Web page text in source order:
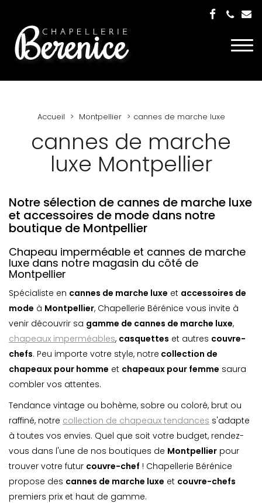
Accueil Montpellier cannes de marche luxe
cannes de marche
luxe Montpellier
Notre sélection de cannes de marche luxe
et accessoires de mode dans notre
boutique de Montpellier
Chapeau imperméable et cannes de marche
luxe dans notre magasin du côté de
Montpellier
Spécialiste en cannes de marche luxe et accessoires de
mode à Montpellier, Chapellerie Bérénice vous invite à
venir découvrir sa gamme de cannes de marche luxe,
chapeaux imperméables, casquettes et autres couvre-
chefs. Peu importe votre style, notre collection de
chapeaux pour homme et chapeaux pour femme saura
combler vos attentes.
Tendance vintage ou bohème, sobre ou coloré, brut ou
raffiné, notre collection de chapeaux tendances s'adapte
à toutes vos envies. Quel que soit votre budget, rendez-
vous dans l'une de nos boutiques de Montpellier pour
trouver votre futur couvre-chef ! Chapellerie Bérénice
propose des cannes de marche luxe et couvre-chefs
premiers prix et haut de gamme.